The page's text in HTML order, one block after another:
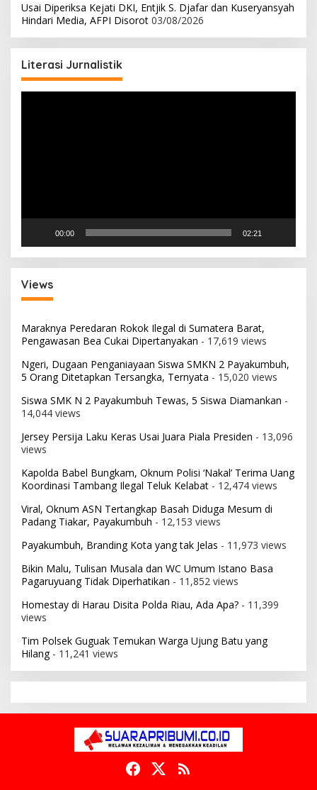
Usai Diperiksa Kejati DKI, Entjik S. Djafar dan Kuseryansyah
Hindari Media, AFPI Disorot 03/08/2026
Literasi Jurnalistik
00:00 02:21
Views
Maraknya Peredaran Rokok Ilegal di Sumatera Barat,
Pengawasan Bea Cukai Dipertanyakan - 17,619 views
Ngeri, Dugaan Penganiayaan Siswa SMKN 2 Payakumbuh,
5 Orang Ditetapkan Tersangka, Ternyata - 15,020 views
Siswa SMK N 2 Payakumbuh Tewas, 5 Siswa Diamankan -
14,044 views
Jersey Persija Laku Keras Usai Juara Piala Presiden - 13,096
views
Kapolda Babel Bungkam, Oknum Polisi ‘Nakal’ Terima Uang
Koordinasi Tambang Ilegal Teluk Kelabat - 12,474 views
Viral, Oknum ASN Tertangkap Basah Diduga Mesum di
Padang Tiakar, Payakumbuh - 12,153 views
Payakumbuh, Branding Kota yang tak Jelas - 11,973 views
Bikin Malu, Tulisan Musala dan WC Umum Istano Basa
Pagaruyuang Tidak Diperhatikan - 11,852 views
Homestay di Harau Disita Polda Riau, Ada Apa? - 11,399
views
Tim Polsek Guguak Temukan Warga Ujung Batu yang
Hilang- 11,241 views